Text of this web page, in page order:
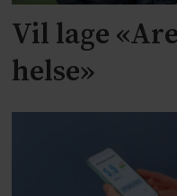
Vil lage
helse»